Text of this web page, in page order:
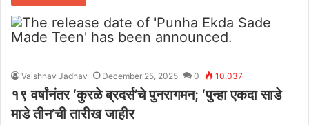
Vaishnav Jadhav December 25, 2025 0 10,037
१९ वर्षांनंतर ‘कुरळे ब्रदर्स’चे पुनरागमन; ‘पुन्हा एकदा साडे
माडे तीन’ची तारीख जाहीर